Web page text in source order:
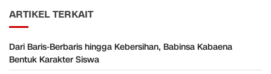
ARTIKEL TERKAIT
Dari Baris-Berbaris hingga Kebersihan, Babinsa Kabaena
Bentuk Karakter Siswa